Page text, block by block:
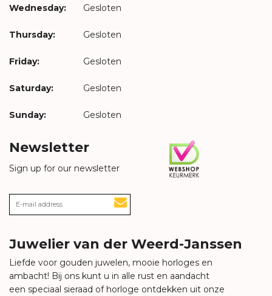
Wednesday: Gesloten
Thursday: Gesloten
Friday: Gesloten
Saturday: Gesloten
Sunday: Gesloten
Newsletter
Sign up for our newsletter
Juwelier van der Weerd-Janssen
Liefde voor gouden juwelen, mooie horloges en
ambacht! Bij ons kunt u in alle rust en aandacht
een speciaal sieraad of horloge ontdekken uit onze